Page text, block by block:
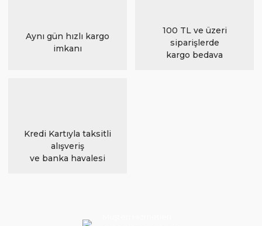
Aynı gün hızlı kargo
imkanı
100 TL ve üzeri
siparişlerde
kargo bedava
Kredi Kartıyla taksitli
alışveriş
ve banka havalesi